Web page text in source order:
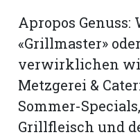
Apropos
«Grillmaster»
verwirklichen
Metzgerei &
Sommer-
Grillfleisch und